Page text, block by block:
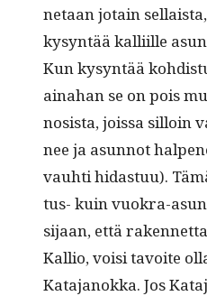
netaan jotain
kysyn­tää kalli­ille
Kun kysyn­tää
aina­han se on pois
nosista, jois­sa sil­loin
nee ja asun­not
vauhti hidas­tuu).
tus- kuin vuokra-
sijaan, että
Kallio, voisi tavoite
Kata­janok­ka. Jos